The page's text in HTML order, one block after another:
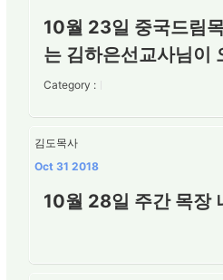
10월 23일 중국드림
는 김하은선교사님이
Category :
김도목사
Oct 31 2018
10월 28일 주간 목장